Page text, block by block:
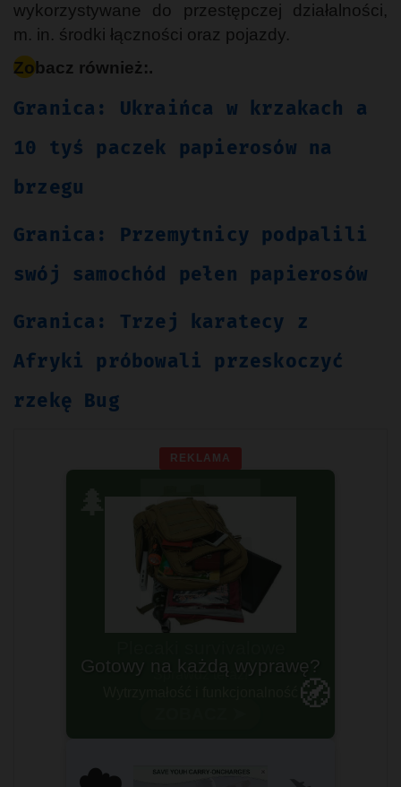
wykorzystywane do przestępczej działalności,
m. in. środki łączności oraz pojazdy.
Zobacz również:.
Granica: Ukraińca w krzakach a
10 tyś paczek papierosów na
brzegu
Granica: Przemytnicy podpalili
swój samochód pełen papierosów
Granica: Trzej karatecy z
Afryki próbowali przeskoczyć
rzekę Bug
REKLAMA
🧭
Gotowy na każdą wyprawę?